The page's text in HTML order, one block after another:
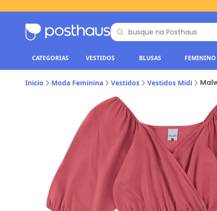
CATEGORIAS VESTIDOS BLUSAS FEMININO
Inicio Moda Feminina Vestidos Vestidos Midi